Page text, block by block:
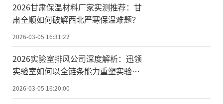
2026甘肃保温材料厂家实测推荐：甘
肃全顺如何破解西北严寒保温难题？
2026-03-05 16:31:22
2026实验室排风公司深度解析：迅领
实验室如何以全链条能力重塑实验
台、通风柜与装修改造新标准
2026-03-05 16:20:00